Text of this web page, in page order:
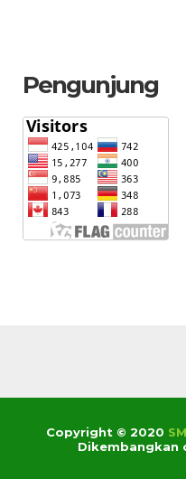
Pengunjung
Copyright © 2020
Dikembangkan